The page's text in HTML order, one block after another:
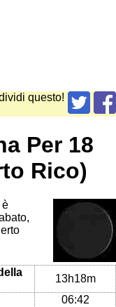
questo!
Per 18
Rico)
è
13h18m
06:42